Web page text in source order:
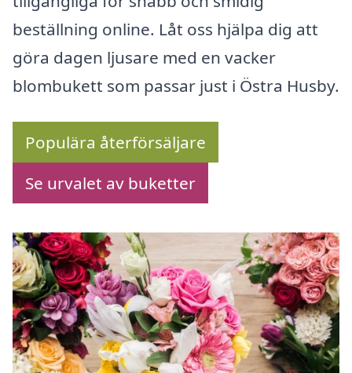
beställning online. Låt oss hjälpa dig att
göra dagen ljusare med en vacker
blombukett som passar just i Östra Husby.
Populära återförsäljare
Se urvalet av buketter